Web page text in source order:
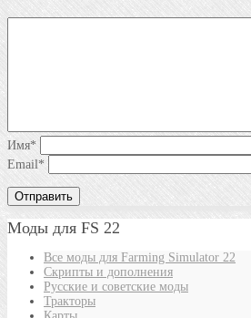
Имя*
Email*
Моды для FS 22
Все моды для Farming Simulator 22
Скрипты и дополнения
Русские и советские моды
Тракторы
Карты